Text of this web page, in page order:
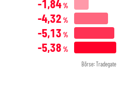
-1,84%
-4,32 %
-5,13 %
-5,38 %
Börse: Tradegate